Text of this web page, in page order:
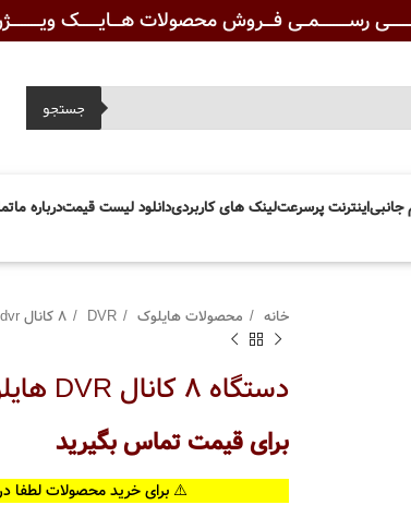
رســـــــــمــی فـــروش محصولات هـــایــــــک
جستجو
جانبیاینترنت پرسرعتلینک های کاربردیدانلود لیست قیمتدرباره ما
خانه محصولات هایلوک DVR 8 کانال dvr
دستگاه 8 کانال DVR هایلوک مدل DVR-208Q-M1
برای قیمت تماس بگیرید
⚠️ برای خرید محصولات لطفا